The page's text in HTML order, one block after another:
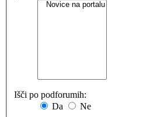
Išči po podforumih:
Da
Ne